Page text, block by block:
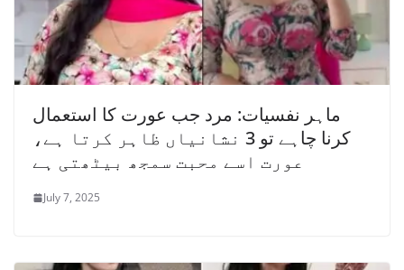
ماہر نفسیات: مرد جب عورت کا استعمال
کرنا چاہے تو 3 نشانیاں ظاہر کرتا ہے،
عورت اسے محبت سمجھ بیٹھتی ہے
July 7, 2025